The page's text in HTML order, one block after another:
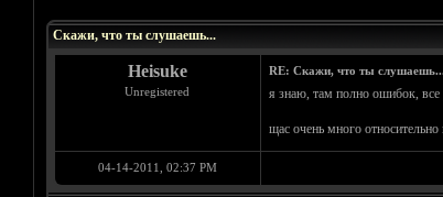
Скажи, что ты слушаешь...
Heisuke
Unregistered
RE: Скажи, что ты слушаешь...
я знаю, там полно ошибок, все
щас очень много
04-14-2011, 02:37 PM